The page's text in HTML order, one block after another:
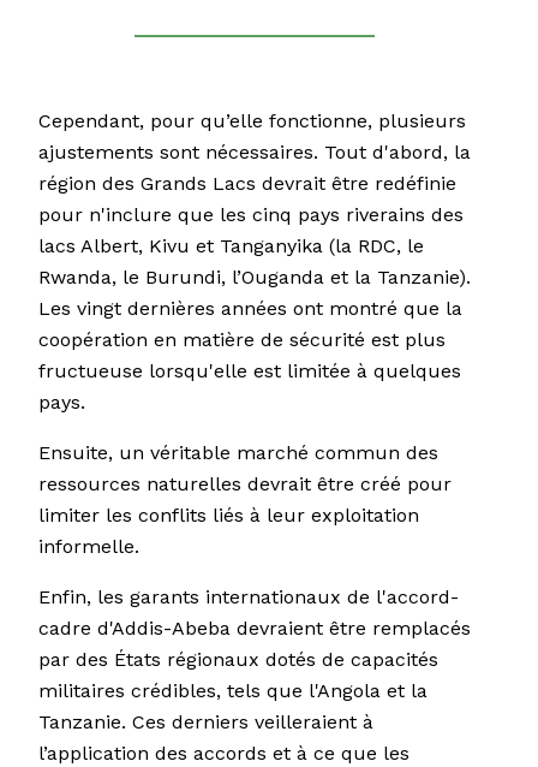
Cependant, pour qu’elle fonctionne, plusieurs
ajustements sont nécessaires. Tout d'abord, la
région des Grands Lacs devrait être redéfinie
pour n'inclure que les cinq pays riverains des
lacs Albert, Kivu et Tanganyika (la RDC, le
Rwanda, le Burundi, l’Ouganda et la Tanzanie).
Les vingt dernières années ont montré que la
coopération en matière de sécurité est plus
fructueuse lorsqu'elle est limitée à quelques
pays.
Ensuite, un véritable marché commun des
ressources naturelles devrait être créé pour
limiter les conflits liés à leur exploitation
informelle.
Enfin, les garants internationaux de l'accord-
cadre d'Addis-Abeba devraient être remplacés
par des États régionaux dotés de capacités
militaires crédibles, tels que l'Angola et la
Tanzanie. Ces derniers veilleraient à
l’application des accords et à ce que les